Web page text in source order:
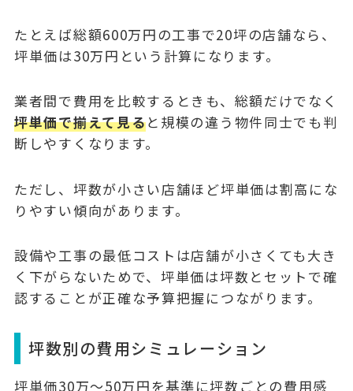
たとえば総額600万円の工事で20坪の店舗なら、
坪単価は30万円という計算になります。
業者間で費用を比較するときも、総額だけでなく
坪単価で揃えて見ると規模の違う物件同士でも判
断しやすくなります。
ただし、坪数が小さい店舗ほど坪単価は割高にな
りやすい傾向があります。
設備や工事の最低コストは店舗が小さくても大き
く下がらないためで、 坪単価は坪数とセットで確
認する ことが正確な予算把握につながります。
坪数別の費用シミュレーション
坪単価30万〜50万円を基準に坪数ごとの費用感